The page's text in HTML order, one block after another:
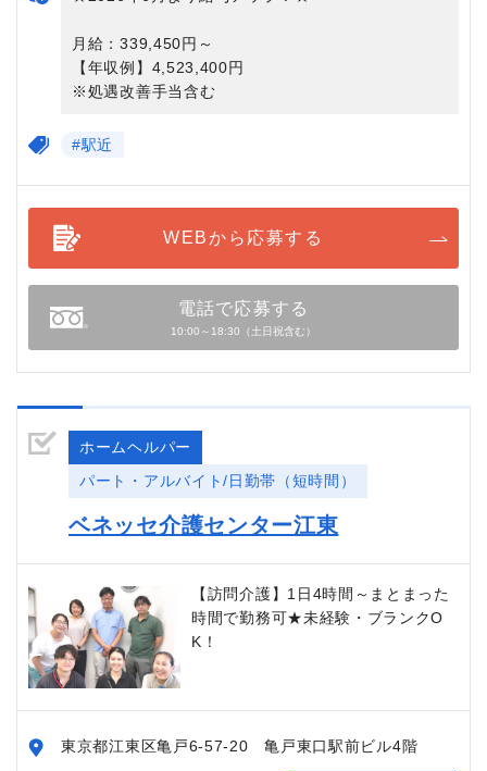
月給：339,450円～
【年収例】4,523,400円
※処遇改善手当含む
#駅近
WEBから応募する
電話で応募する
10:00～18:30（土日祝含む）
ホームヘルパー
パート・アルバイト/日勤帯（短時間）
ベネッセ介護センター江東
【訪問介護】1日4時間～まとまった
時間で勤務可★未経験・ブランクO
K！
東京都江東区亀戸6-57-20 亀戸東口駅前ビル4階